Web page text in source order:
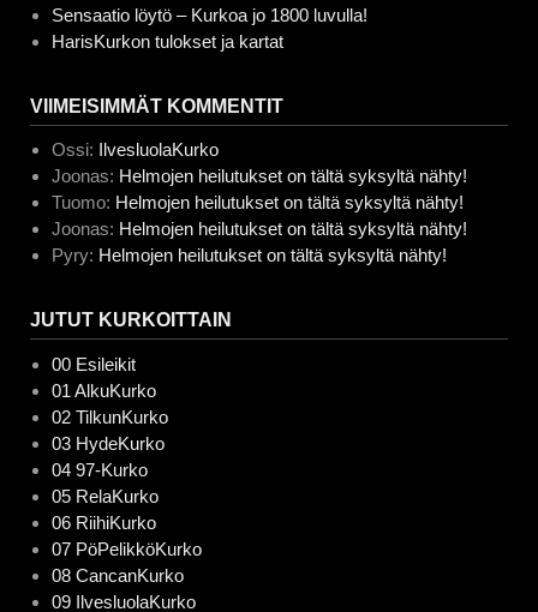
Sensaatio löytö – Kurkoa jo 1800 luvulla!
HarisKurkon tulokset ja kartat
VIIMEISIMMÄT KOMMENTIT
Ossi: IlvesluolaKurko
Joonas: Helmojen heilutukset on tältä syksyltä nähty!
Tuomo: Helmojen heilutukset on tältä syksyltä nähty!
Joonas: Helmojen heilutukset on tältä syksyltä nähty!
Pyry: Helmojen heilutukset on tältä syksyltä nähty!
JUTUT KURKOITTAIN
00 Esileikit
01 AlkuKurko
02 TilkunKurko
03 HydeKurko
04 97-Kurko
05 RelaKurko
06 RiihiKurko
07 PöPelikköKurko
08 CancanKurko
09 IlvesluolaKurko